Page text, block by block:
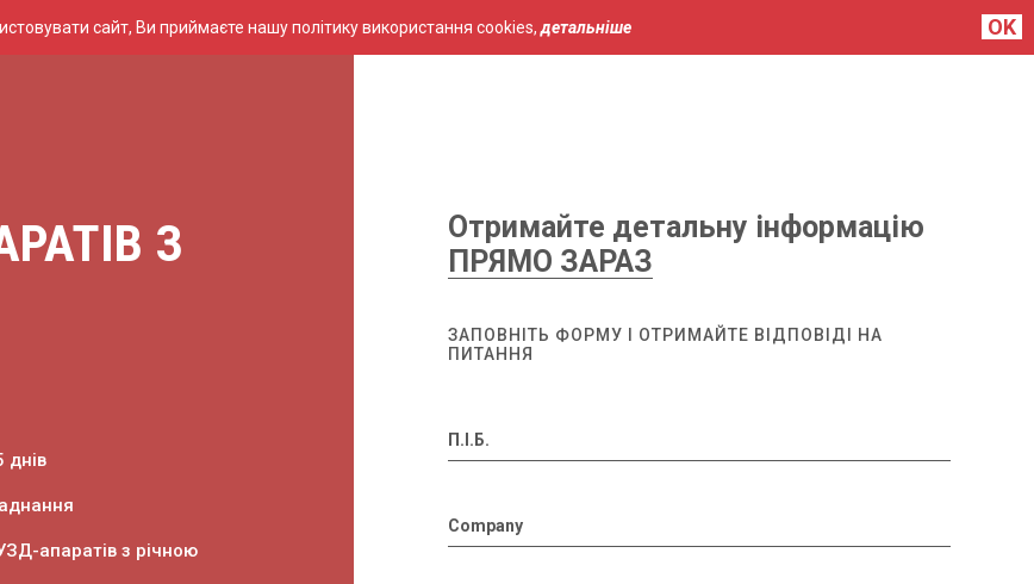
сайт, Ви приймаєте нашу політику використання cookies,детальніше OK
З
днів
апаратів з річною
Отримайте детальну інформацію
ПРЯМО ЗАРАЗ
ЗАПОВНІТЬ ФОРМУ І ОТРИМАЙТЕ ВІДПОВІДІ НА
ПИТАННЯ
П.І.Б.
Company